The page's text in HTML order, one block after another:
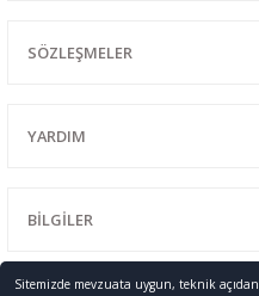
Sitemizde mevzuata uygun, teknik açıdan
SÖZLEŞMELER
YARDIM
BİLGİLER